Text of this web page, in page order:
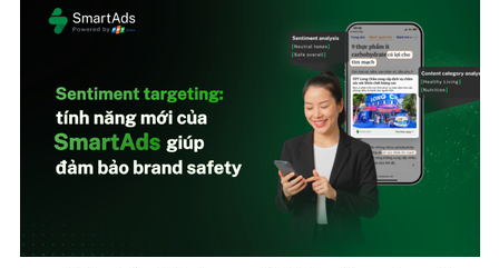
Doanh nghiệp
Thông tin doanh nghiệp
Doanh nghiệp 24h
Công nghệ
Sành điệu
Tin Công nghệ
Trải nghiệm
Chuyển đổi số